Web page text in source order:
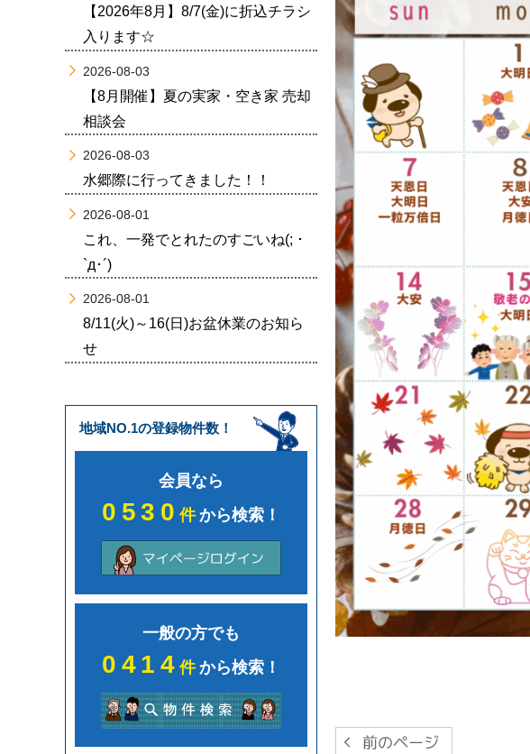
【2026年8月】8/7(金)に折込チラシ
入ります☆
2026-08-03
【8月開催】夏の実家・空き家 売却
相談会
2026-08-03
水郷際に行ってきました！！
2026-08-01
これ、一発でとれたのすごいね(; ･
`д･´)
2026-08-01
8/11(火)～16(日)お盆休業のお知ら
せ
地域NO.1の登録物件数！
会員なら
0530件から検索！
一般の方でも
0414件から検索！